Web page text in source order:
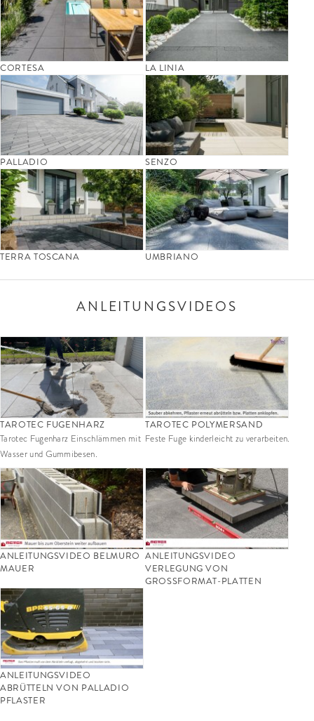
CORTESA LA LINIA
PALLADIO SENZO
TERRA TOSCANA UMBRIANO
ANLEITUNGSVIDEOS
TAROTEC FUGENHARZ
Tarotec Fugenharz Einschlämmen mit
Wasser und Gummibesen.
TAROTEC POLYMERSAND
Feste Fuge kinderleicht zu verarbeiten.
ANLEITUNGSVIDEO BELMURO
MAUER
ANLEITUNGSVIDEO
VERLEGUNG VON
GROSSFORMAT-PLATTEN
ANLEITUNGSVIDEO
ABRÜTTELN VON PALLADIO
PFLASTER